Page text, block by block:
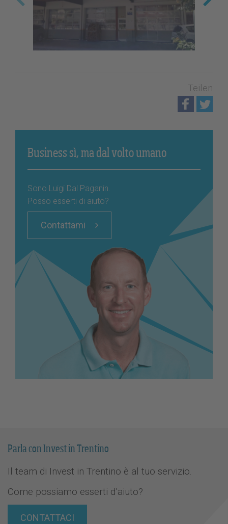
Teilen
Business sì, ma dal volto umano
Sono Luigi Dal Paganin.
Posso esserti di aiuto?
Contattami
Parla con Invest in Trentino
Il team di Invest in Trentino è al tuo servizio.
Come possiamo esserti d’aiuto?
CONTATTACI